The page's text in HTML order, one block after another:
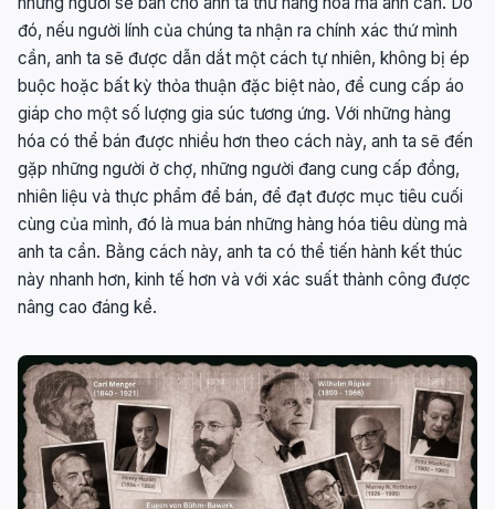
đó, nếu người lính của chúng ta nhận ra chính xác thứ mình
cần, anh ta sẽ được dẫn dắt một cách tự nhiên, không bị ép
buộc hoặc bất kỳ thỏa thuận đặc biệt nào, để cung cấp áo
giáp cho một số lượng gia súc tương ứng. Với những hàng
hóa có thể bán được nhiều hơn theo cách này, anh ta sẽ đến
gặp những người ở chợ, những người đang cung cấp đồng,
nhiên liệu và thực phẩm để bán, để đạt được mục tiêu cuối
cùng của mình, đó là mua bán những hàng hóa tiêu dùng mà
anh ta cần. Bằng cách này, anh ta có thể tiến hành kết thúc
này nhanh hơn, kinh tế hơn và với xác suất thành công được
nâng cao đáng kể.